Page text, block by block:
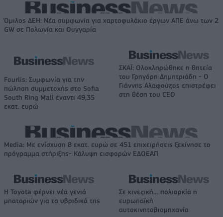
Όμιλος ΔΕΗ: Νέα συμφωνία για χαρτοφυλάκιο έργων ΑΠΕ άνω των 2
GW σε Πολωνία και Ουγγαρία
Fourlis: Συμφωνία για την
πώληση συμμετοχής στο Sofia
South Ring Mall έναντι 49,35
εκατ. ευρώ
ΣΚΑΪ: Ολοκληρώθηκε η θητεία
του Γρηγόρη Δημητριάδη - Ο
Γιάννης Αλαφούζος επιστρέφει
στη θέση του CEO
Media: Με ενίσχυση 8 εκατ. ευρώ σε 451 επιχειρήσεις ξεκίνησε το
πρόγραμμα στήριξης- Κάλυψη εισφορών ΕΔΟΕΑΠ
Η Toyota φέρνει νέα γενιά
μπαταριών για τα υβριδικά της
Σε κινεζική… πολιορκία η
ευρωπαϊκή
αυτοκινητοβιομηχανία